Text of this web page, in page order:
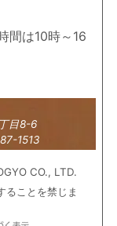
間は10時～16
目8-6
1513
CO., LTD.
ることを禁じま